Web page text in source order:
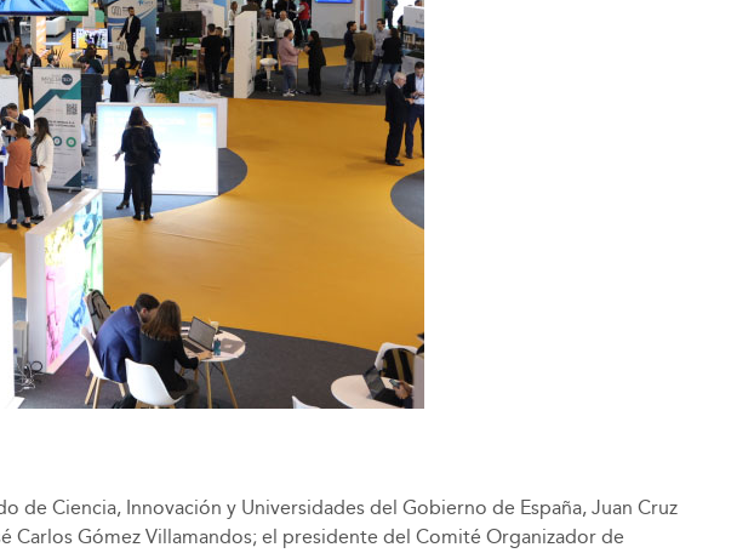
de Ciencia, Innovación y Universidades del Gobierno de España, Juan Cruz
Carlos Gómez Villamandos; el presidente del Comité Organizador de